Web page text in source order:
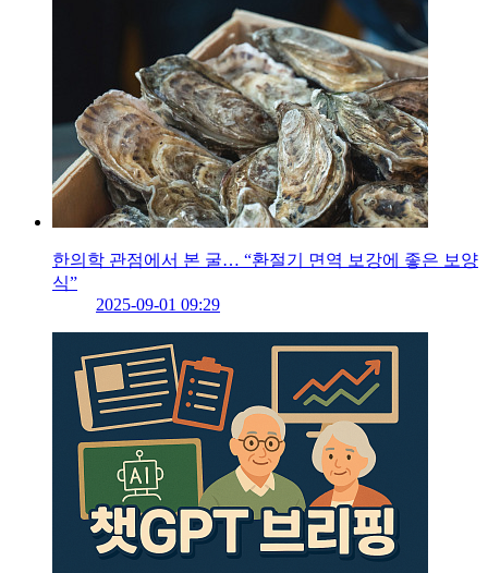
한의학 관점에서 본 굴… “환절기 면역 보강에 좋은 보양
식”
2025-09-01 09:29